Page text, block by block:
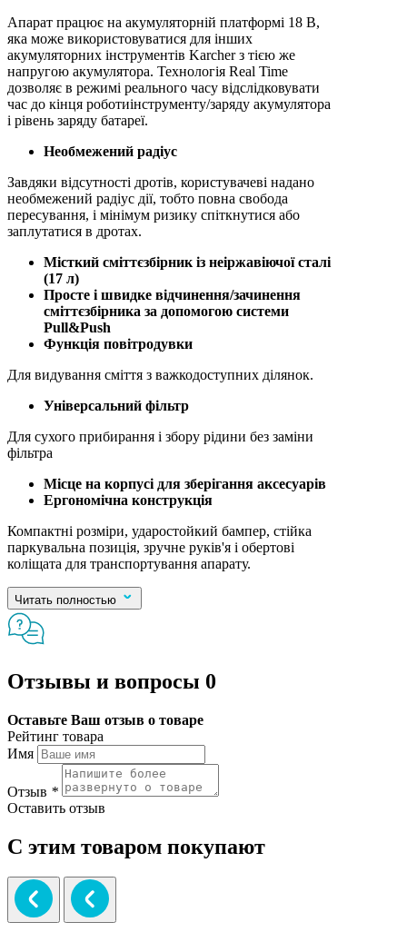
Апарат працює на акумуляторній платформі 18 В,
яка може використовуватися для інших
акумуляторних інструментів Karcher з тією же
напругою акумулятора. Технологія Real Time
дозволяє в режимі реального часу відслідковувати
час до кінця роботиінструменту/заряду акумулятора
і рівень заряду батареї.
Необмежений радіус
Завдяки відсутності дротів, користувачеві надано
необмежений радіус дії, тобто повна свобода
пересування, і мінімум ризику спіткнутися або
заплутатися в дротах.
Місткий сміттєзбірник із неіржавіючої сталі
(17 л)
Просте і швидке відчинення/зачинення
сміттєзбірника за допомогою системи
Pull&Push
Функція повітродувки
Для видування сміття з важкодоступних ділянок.
Універсальний фільтр
Для сухого прибирання і збору рідини без заміни
фільтра
Місце на корпусі для зберігання аксесуарів
Ергономічна конструкція
Компактні розміри, ударостойкий бампер, стійка
паркувальна позиція, зручне руків'я і обертові
коліщата для транспортування апарату.
Читать полностью
Отзывы и вопросы 0
Оставьте Ваш отзыв о товаре
Рейтинг товара
Имя
Отзыв *
Оставить отзыв
С этим товаром покупают